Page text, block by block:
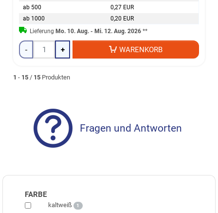
ab 500
0,27 EUR
ab 1000
0,20 EUR
LieferungMo. 10. Aug. - Mi. 12. Aug. 2026 **
- + WARENKORB
1 - 15/ 15Produkten
Fragen und Antworten
FARBE
kaltweiß 1